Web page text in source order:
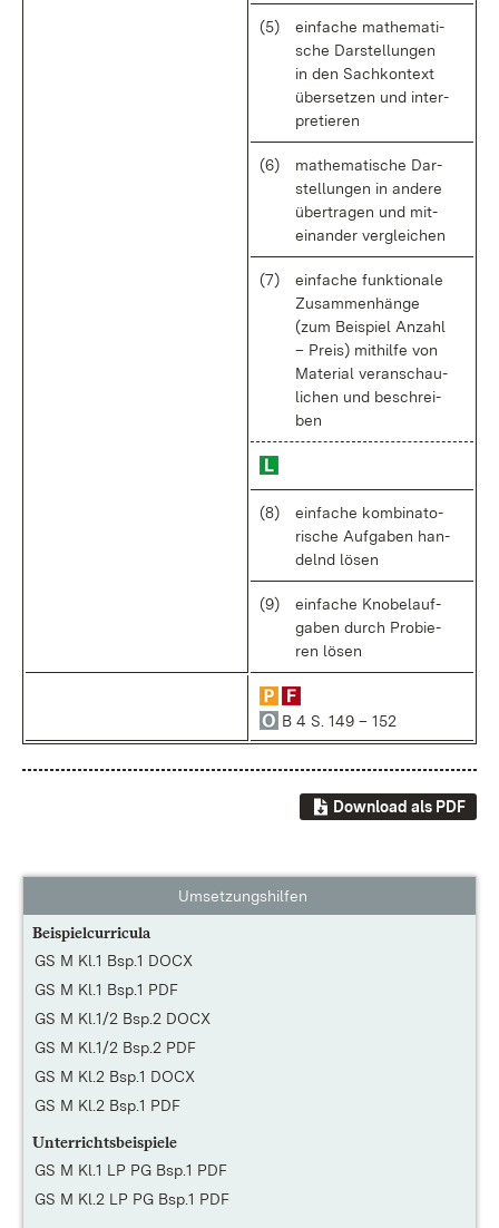
(5)
ein­fa­che ma­the­ma­ti­
sche Dar­stel­lun­gen
in den Sach­kon­text
über­set­zen und in­ter­
pre­tie­ren
(6)
ma­the­ma­ti­sche Dar­
stel­lun­gen in an­de­re
über­tra­gen und mit­
ein­an­der ver­glei­chen
(7)
ein­fa­che funk­tio­na­le
Zu­sam­men­hän­ge
(zum Bei­spiel An­zahl
– Preis) mit­hil­fe von
Ma­te­ri­al ver­an­schau­
li­chen und be­schrei­
ben
(8)
ein­fa­che kom­bi­na­to­
ri­sche Auf­ga­ben han­
delnd lö­sen
(9)
ein­fa­che Kno­be­lauf­
ga­ben durch Pro­bie­
ren lö­sen
B 4 S. 149 – 152
Download als PDF
Umsetzungshilfen
Beispielcurricula
GS M Kl.1 Bsp.1 DOCX
GS M Kl.1 Bsp.1 PDF
GS M Kl.1/2 Bsp.2 DOCX
GS M Kl.1/2 Bsp.2 PDF
GS M Kl.2 Bsp.1 DOCX
GS M Kl.2 Bsp.1 PDF
Unterrichtsbeispiele
GS M Kl.1 LP PG Bsp.1 PDF
GS M Kl.2 LP PG Bsp.1 PDF